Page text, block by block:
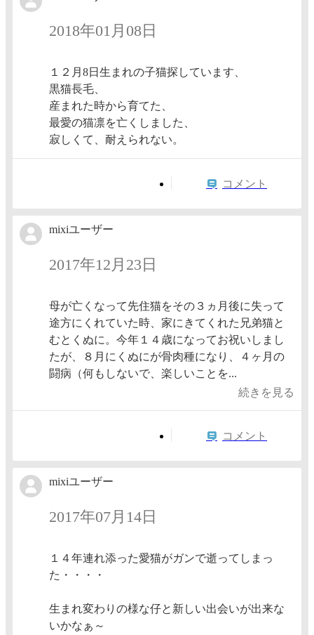
2018年01月08日
１２月8日生まれの子猫探しています、
黒猫長毛、
産まれた時から育てた、
最愛の猫凛を亡くしました、
寂しくて、耐えられない。
コメント
mixiユーザー
2017年12月23日
母が亡くなって先住猫をその３ヵ月後に失って
途方にくれていた時、家にきてくれた兄弟猫と
むとくぬに。今年１４歳になってお祝いしまし
たが、８月にくぬにが骨肉種になり、４ヶ月の
闘病（何もしないで、楽しいことを...
続きを見る
コメント
mixiユーザー
2017年07月14日
１４年連れ添った愛猫がガンで逝ってしまっ
た・・・・
生まれ変わりの様な仔と新しい出会いが出来な
いかなぁ～